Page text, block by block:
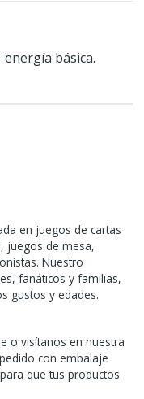
energía básica.
en juegos de cartas
juegos de mesa,
Nuestro
fanáticos y familias,
gustos y edades.
o visítanos en nuestra
con embalaje
que tus productos